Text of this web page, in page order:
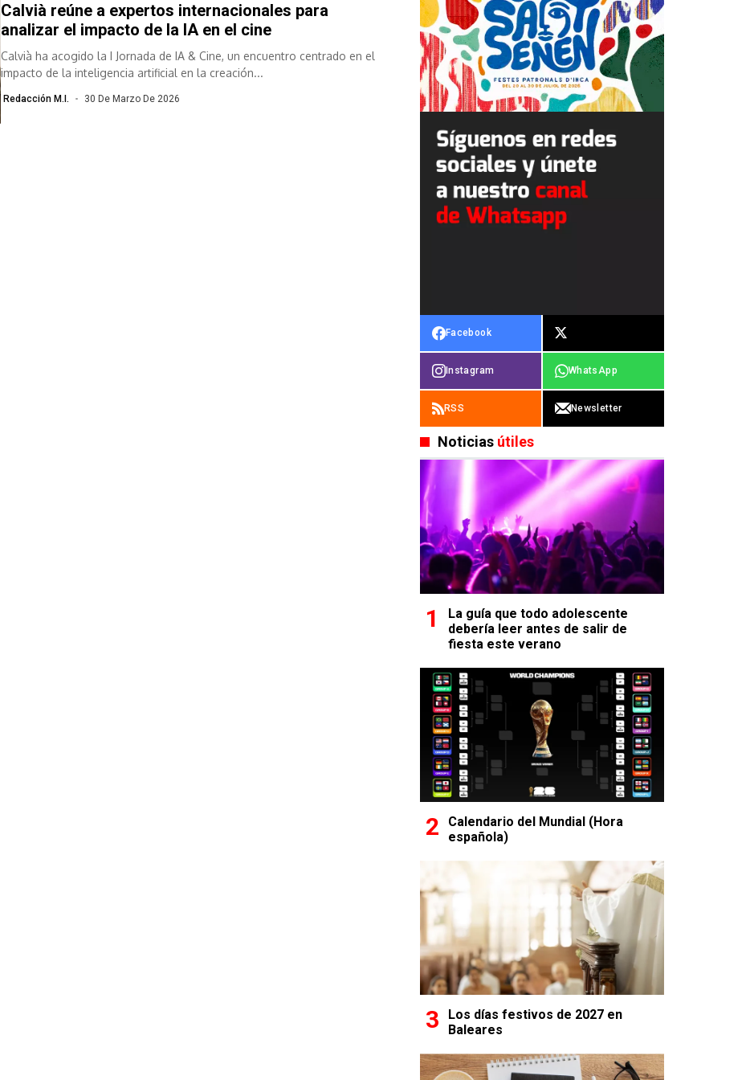
Calvià reúne a expertos internacionales para
analizar el impacto de la IA en el cine
Calvià ha acogido la I Jornada de IA & Cine, un encuentro centrado en el
impacto de la inteligencia artificial en la creación...
Redacción M.I. 30 De Marzo De 2026
Facebook
Instagram WhatsApp
RSS Newsletter
Noticias útiles
La guía que todo adolescente
debería leer antes de salir de
fiesta este verano
Calendario del Mundial (Hora
española)
Los días festivos de 2027 en
Baleares